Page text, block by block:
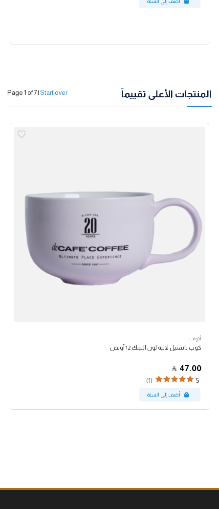
المنتجات الأعلى تقييماً Page 1 of 7| Start over
أكواب
كوب باستيل لاتيه لون البينك 12 أونص
47.00
5
(1)